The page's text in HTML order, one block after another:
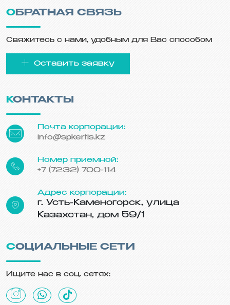
ОБРАТНАЯ СВЯЗЬ
Свяжитесь с нами, удобным для Вас способом
Оставить заявку
КОНТАКТЫ
Почта корпорации:
info@spkertis.kz
Номер приемной:
+7 (7232) 700-114
Адрес корпорации:
г. Усть-Каменогорск, улица
Казахстан, дом 59/1
СОЦИАЛЬНЫЕ СЕТИ
Ищите нас в соц. сетях: